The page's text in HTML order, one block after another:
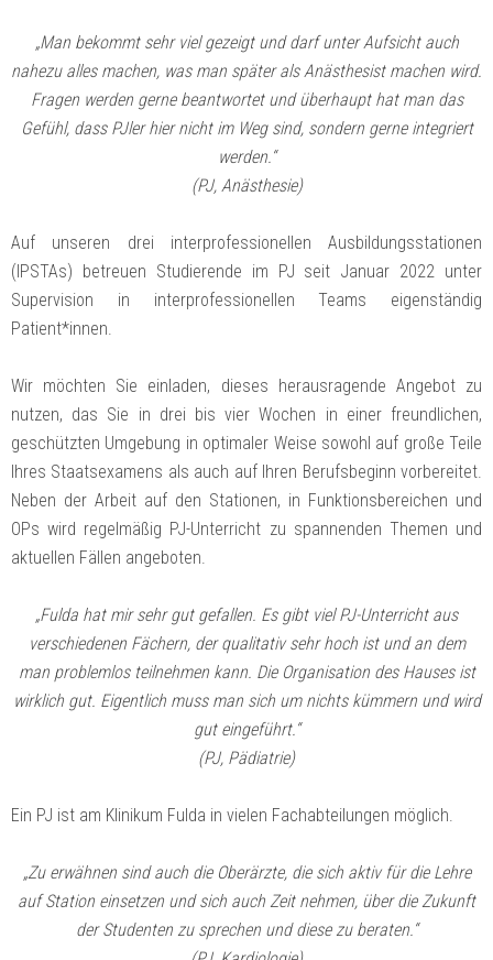
„Man bekommt sehr viel gezeigt und darf unter Aufsicht auch
nahezu alles machen, was man später als Anästhesist machen wird.
Fragen werden gerne beantwortet und überhaupt hat man das
Gefühl, dass PJler hier nicht im Weg sind, sondern gerne integriert
werden.“
(PJ, Anästhesie)
Auf unseren drei interprofessionellen Ausbildungsstationen
(IPSTAs) betreuen Studierende im PJ seit Januar 2022 unter
Supervision in interprofessionellen Teams eigenständig
Patient*innen.
Wir möchten Sie einladen, dieses herausragende Angebot zu
nutzen, das Sie in drei bis vier Wochen in einer freundlichen,
geschützten Umgebung in optimaler Weise sowohl auf große Teile
Ihres Staatsexamens als auch auf Ihren Berufsbeginn vorbereitet.
Neben der Arbeit auf den Stationen, in Funktionsbereichen und
OPs wird regelmäßig PJ-Unterricht zu spannenden Themen und
aktuellen Fällen angeboten.
„Fulda hat mir sehr gut gefallen. Es gibt viel PJ-Unterricht aus
verschiedenen Fächern, der qualitativ sehr hoch ist und an dem
man problemlos teilnehmen kann. Die Organisation des Hauses ist
wirklich gut. Eigentlich muss man sich um nichts kümmern und wird
gut eingeführt.“
(PJ, Pädiatrie)
Ein PJ ist am Klinikum Fulda in vielen Fachabteilungen möglich.
„Zu erwähnen sind auch die Oberärzte, die sich aktiv für die Lehre
auf Station einsetzen und sich auch Zeit nehmen, über die Zukunft
der Studenten zu sprechen und diese zu beraten.“